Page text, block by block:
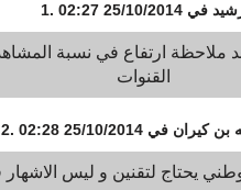
1. في 25/10/2014 02:27
ملاحظة ارتفاع في نسبة
القنوات
2. بن كيران في 25/10/2014 02:28
يحتاج لتقنين و ليس